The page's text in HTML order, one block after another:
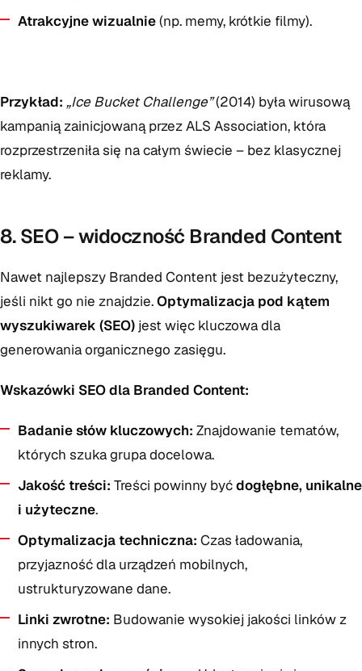
Atrakcyjne wizualnie(np. memy, krótkie filmy).
Przykład: „Ice Bucket Challenge”(2014) była wirusową
kampanią zainicjowaną przez ALS Association, która
rozprzestrzeniła się na całym świecie – bez klasycznej
reklamy.
8. SEO – widoczność Branded Content
Nawet najlepszy Branded Content jest bezużyteczny,
jeśli nikt go nie znajdzie.Optymalizacja pod kątem
wyszukiwarek (SEO) jest więc kluczowa dla
generowania organicznego zasięgu.
Wskazówki SEO dla Branded Content:
Badanie słów kluczowych: Znajdowanie tematów,
których szuka grupa docelowa.
Jakość treści: Treści powinny byćdogłębne, unikalne
i użyteczne.
Optymalizacja techniczna: Czas ładowania,
przyjazność dla urządzeń mobilnych,
ustrukturyzowane dane.
Linki zwrotne: Budowanie wysokiej jakości linków z
innych stron.